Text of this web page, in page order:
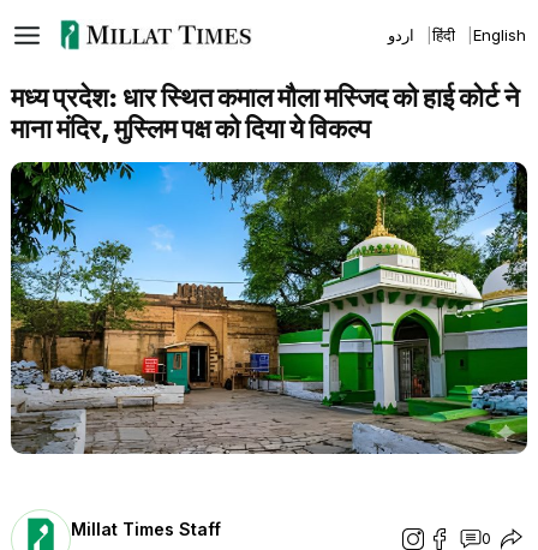
to
اردو हिंदी English
मध्य प्रदेश: धार स्थित कमाल मौला मस्जिद को हाई कोर्ट ने
माना मंदिर, मुस्लिम पक्ष को दिया ये विकल्प
Millat Times Staff 0